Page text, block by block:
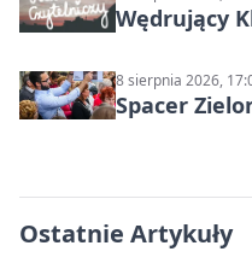
Wędrujący
8 sierpnia 2026,
Spacer
Ostatnie Artykuły